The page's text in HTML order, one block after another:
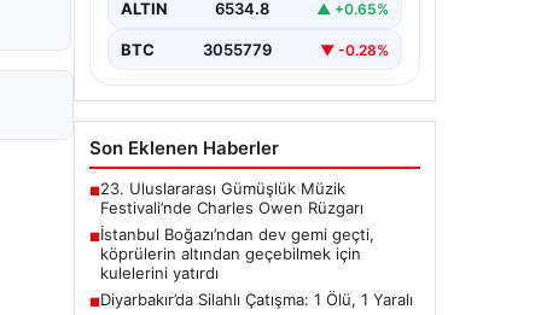
ALTIN 6534.8 ▲ +0.65%
BTC 3055779 ▼ -0.28%
Son Eklenen Haberler
■23. Uluslararası Gümüşlük Müzik
Festivali’nde Charles Owen Rüzgarı
■İstanbul Boğazı’ndan dev gemi geçti,
köprülerin altından geçebilmek için
kulelerini yatırdı
■Diyarbakır’da Silahlı Çatışma: 1 Ölü, 1 Yaralı